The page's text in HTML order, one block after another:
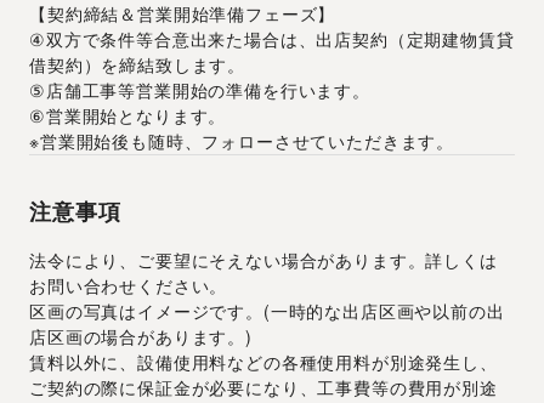
【契約締結＆営業開始準備フェーズ】
④双方で条件等合意出来た場合は、出店契約（定期建物賃貸
借契約）を締結致します。
⑤店舗工事等営業開始の準備を行います。
⑥営業開始となります。
※営業開始後も随時、フォローさせていただきます。
注意事項
法令により、ご要望にそえない場合があります。詳しくは
お問い合わせください。
区画の写真はイメージです。(一時的な出店区画や以前の出
店区画の場合があります。)
賃料以外に、設備使用料などの各種使用料が別途発生し、
ご契約の際に保証金が必要になり、工事費等の費用が別途